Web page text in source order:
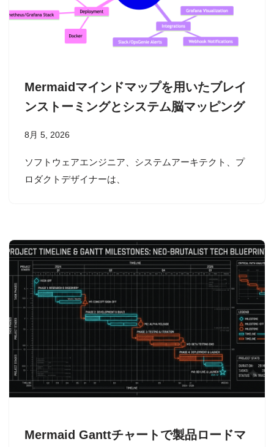
Mermaidマインドマップを用いたブレイ
ンストーミングとシステム脳マッピング
8月 5, 2026
ソフトウェアエンジニア、システムアーキテクト、プ
ロダクトデザイナーは、
Mermaid Ganttチャートで製品ロードマ